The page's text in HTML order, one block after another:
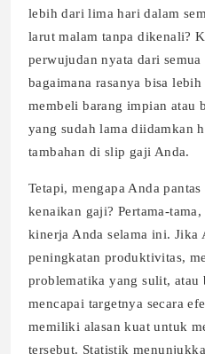
lebih dari lima hari dalam
larut malam tanpa dikenali?
perwujudan nyata dari
bagaimana rasanya bisa
membeli barang impian atau
yang sudah lama diidamkan
tambahan di slip gaji Anda.
Tetapi, mengapa Anda
kenaikan gaji? Pertama-
kinerja Anda selama ini. Jika
peningkatan produktivitas,
problematika yang sulit, atau
mencapai targetnya secara
memiliki alasan kuat untuk
tersebut. Statistik